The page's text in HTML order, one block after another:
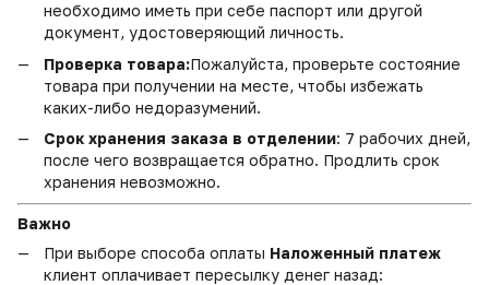
необходимо иметь при себе паспорт или другой
документ, удостоверяющий личность.
Проверка товара:Пожалуйста, проверьте состояние
товара при получении на месте, чтобы избежать
каких-либо недоразумений.
Срок хранения заказа в отделении: 7 рабочих дней,
после чего возвращается обратно. Продлить срок
хранения невозможно.
Важно
При выборе способа оплаты Наложенный платеж
клиент оплачивает пересылку денег назад: